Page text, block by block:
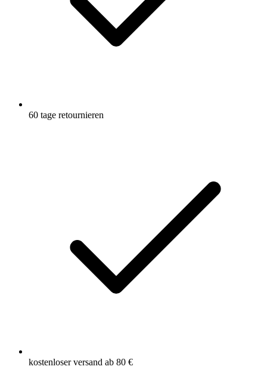
60 tage retournieren
kostenloser versand ab 80 €